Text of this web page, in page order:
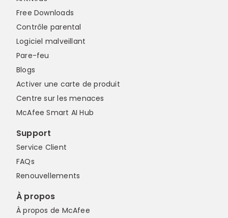
Free Downloads
Contrôle parental
Logiciel malveillant
Pare-feu
Blogs
Activer une carte de produit
Centre sur les menaces
McAfee Smart AI Hub
Support
Service Client
FAQs
Renouvellements
À propos
À propos de McAfee